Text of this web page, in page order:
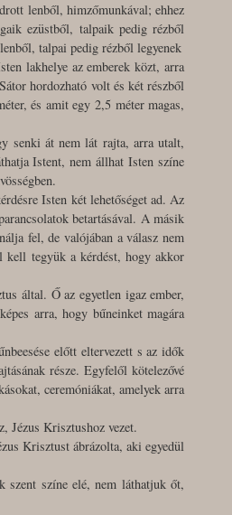
lenből, himzőmunkával; ehhez
ezüstből, talpaik pedig rézből
talpai pedig rézből legyenek
lakhelye az emberek közt, arra
hordozható volt és két részből
és amit egy 2,5 méter magas,
senki át nem lát rajta, arra utalt,
Istent, nem állhat Isten színe
Isten két lehetőséget ad. Az
betartásával. A másik
fel, de valójában a válasz nem
kell tegyük a kérdést, hogy akkor
által. Ő az egyetlen igaz ember,
arra, hogy bűneinket magára
előtt eltervezett s az idők
része. Egyfelől kötelezővé
ceremóniákat, amelyek arra
Jézus Krisztushoz vezet.
Krisztust ábrázolta, aki egyedül
szent színe elé, nem láthatjuk őt,